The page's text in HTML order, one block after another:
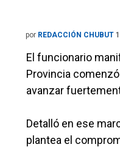
por REDACCIÓN CHUBUT
El funcionario
Provincia
avanzar
Detalló en ese
plantea el